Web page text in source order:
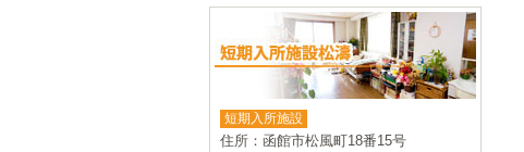
短期入所施設
住所：函館市松風町18番15号